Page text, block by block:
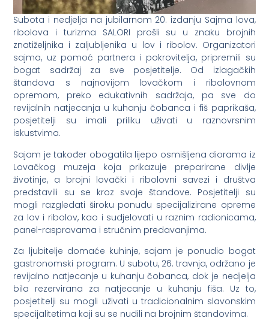
Subota i nedjelja na jubilarnom 20. izdanju Sajma lova,
ribolova i turizma SALORI prošli su u znaku brojnih
znatiželjnika i zaljubljenika u lov i ribolov. Organizatori
sajma, uz pomoć partnera i pokrovitelja, pripremili su
bogat sadržaj za sve posjetitelje. Od izlagačkih
štandova s najnovijom lovačkom i ribolovnom
opremom, preko edukativnih sadržaja, pa sve do
revijalnih natjecanja u kuhanju čobanca i fiš paprikaša,
posjetitelji su imali priliku uživati u raznovrsnim
iskustvima.
Sajam je također obogatila lijepo osmišljena diorama iz
Lovačkog muzeja koja prikazuje preparirane divlje
životinje, a brojni lovački i ribolovni savezi i društva
predstavili su se kroz svoje štandove. Posjetitelji su
mogli razgledati široku ponudu specijalizirane opreme
za lov i ribolov, kao i sudjelovati u raznim radionicama,
panel-raspravama i stručnim predavanjima.
Za ljubitelje domaće kuhinje, sajam je ponudio bogat
gastronomski program. U subotu, 26. travnja, održano je
revijalno natjecanje u kuhanju čobanca, dok je nedjelja
bila rezervirana za natjecanje u kuhanju fiša. Uz to,
posjetitelji su mogli uživati u tradicionalnim slavonskim
specijalitetima koji su se nudili na brojnim štandovima.